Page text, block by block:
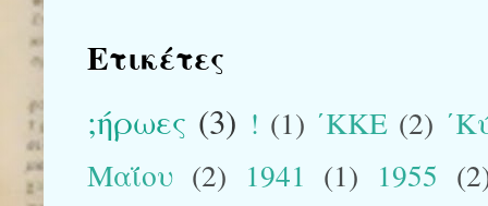
Ετικέτες
;ήρωες (3) ! (1) ΄ΚΚΕ (2)
Μαΐου (2) 1941 (1) 1955